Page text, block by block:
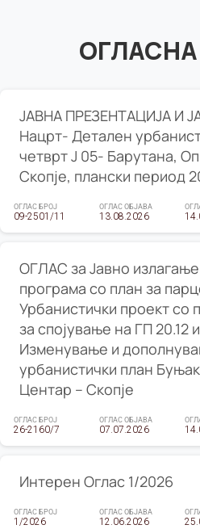
ЈАВНА ПРЕЗЕНТАЦИЈА И
Нацрт- Детален
четврт Ј 05- Барутана,
Скопје, плански период
ОГЛАС БРОЈ
09-2501/11
ОГЛАС ОБЈАВА
13.08.2026
ОГЛАС за Јавно
програма со план за
Урбанистички проект со
за спојување на ГП 20.12
Изменување и
урбанистички план
Центар – Скопје
ОГЛАС БРОЈ
26-2160/7
ОГЛАС ОБЈАВА
07.07.2026
Интерен Оглас 1/2026
ОГЛАС БРОЈ
1/2026
ОГЛАС ОБЈАВА
12.06.2026